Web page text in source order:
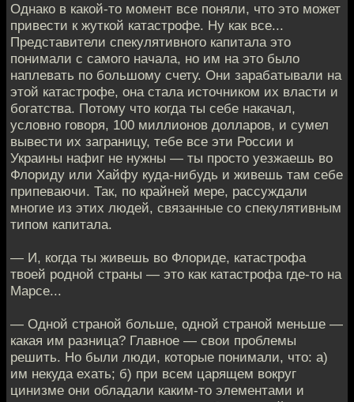
Однако в какой-то момент все поняли, что это может
привести к жуткой катастрофе. Ну как все...
Представители спекулятивного капитала это
понимали с самого начала, но им на это было
наплевать по большому счету. Они зарабатывали на
этой катастрофе, она стала источником их власти и
богатства. Потому что когда ты себе накачал,
условно говоря, 100 миллионов долларов, и сумел
вывести их заграницу, тебе все эти России и
Украины нафиг не нужны — ты просто уезжаешь во
Флориду или Хайфу куда-нибудь и живешь там себе
припеваючи. Так, по крайней мере, рассуждали
многие из этих людей, связанные со спекулятивным
типом капитала.
— И, когда ты живешь во Флориде, катастрофа
твоей родной страны — это как катастрофа где-то на
Марсе...
— Одной страной больше, одной страной меньше —
какая им разница? Главное — свои проблемы
решить. Но были люди, которые понимали, что: а)
им некуда ехать; б) при всем царящем вокруг
цинизме они обладали каким-то элементами и